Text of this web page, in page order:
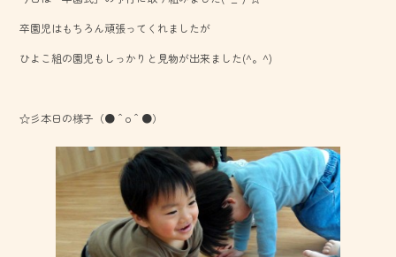
o
ok
卒園児はもちろん頑張ってくれましたが
ひよこ組の園児もしっかりと見物が出来ました(^。^)
☆彡本日の様子（●＾o＾●）